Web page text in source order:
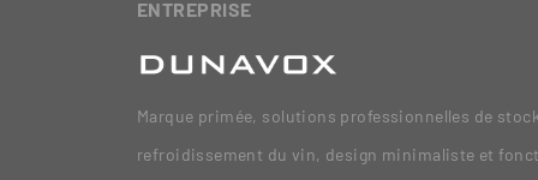
ENTREPRISE
Marque primée, solutions professionnelles de
refroidissement du vin, design minimaliste et